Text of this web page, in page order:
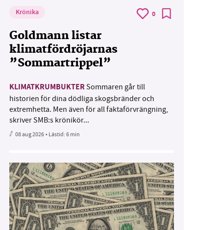
Krönika 0
Goldmann listar
klimatfördröjarnas
”Sommartrippel”
KLIMATKRUMBUKTERSommaren går till
historien för dina dödliga skogsbränder och
extremhetta. Men även för all faktaförvrängning,
skriver SMB:s krönikör...
08 aug 2026• Lästid:6 min